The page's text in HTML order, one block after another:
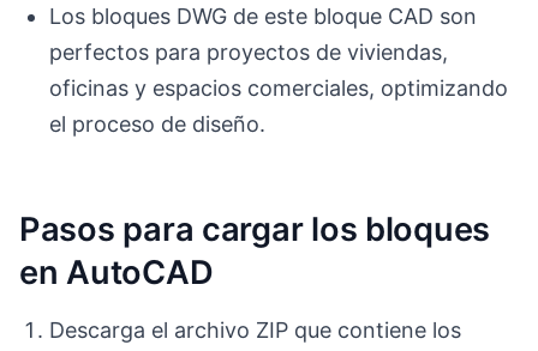
Los bloques DWG de este bloque CAD son
perfectos para proyectos de viviendas,
oficinas y espacios comerciales, optimizando
el proceso de diseño.
Pasos para cargar los bloques
en AutoCAD
Descarga el archivo ZIP que contiene los